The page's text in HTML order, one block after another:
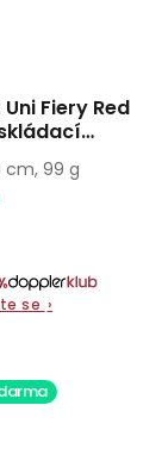
Uni Fiery Red
se ›
99 g